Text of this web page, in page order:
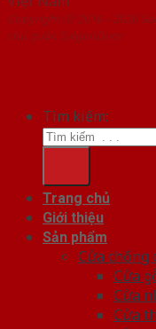
Copyright ⓒ 2016 – 2026
chủ quản SaigonDoor
Tìm kiếm:
Trang chủ
Giới thiệu
Sản phẩm
Cửa chống
Cửa
Cửa
Cửa